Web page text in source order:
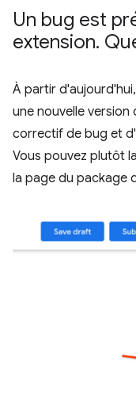
Un bug est
extension.
À partir
une nouvelle
correctif de bug et
Vous pouvez plutôt
la page du package